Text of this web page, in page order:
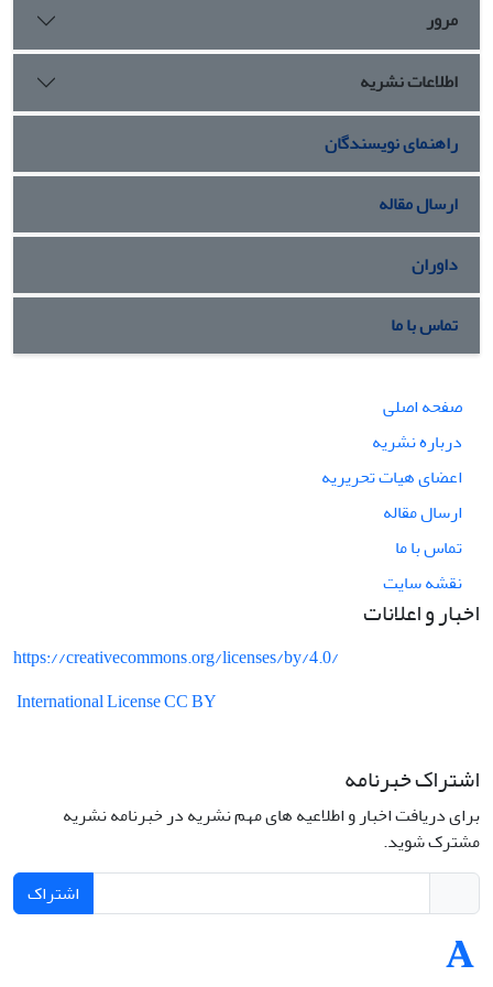
مرور
اطلاعات نشریه
راهنمای نویسندگان
ارسال مقاله
داوران
تماس با ما
صفحه اصلی
درباره نشریه
اعضای هیات تحریریه
ارسال مقاله
تماس با ما
نقشه سایت
اخبار و اعلانات
https://creativecommons.org/licenses/by/4.0/
International License CC BY
اشتراک خبرنامه
برای دریافت اخبار و اطلاعیه های مهم نشریه در خبرنامه نشریه
مشترک شوید.
اشتراک